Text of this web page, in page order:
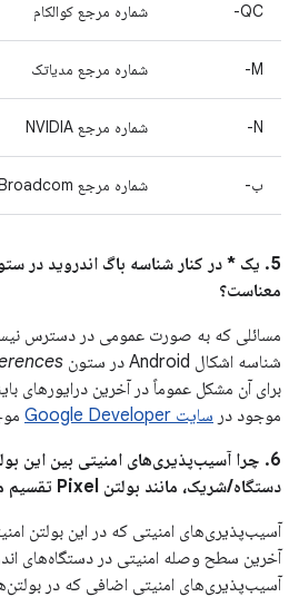
QC- شماره مرجع کوالکام
M- شماره مرجع مدیاتک
N- شماره مرجع NVIDIA
ب- شماره مرجع Broadcom
5. یک * در کنار شناسه باگ اندروید در ستون
معناست؟
مسائلی که به صورت عمومی در دسترس
شناسه اشکال Android در ستون
موجود در سایت Google Developer
6. چرا آسیب‌پذیری‌های امنیتی بین این
دستگاه/شریک، مانند بولتن Pixel تقسیم می‌شوند؟
آسیب‌پذیری‌های امنیتی که در این بولتن
آخرین سطح وصله امنیتی در دستگاه‌های
آسیب‌پذیری‌های امنیتی اضافی که در